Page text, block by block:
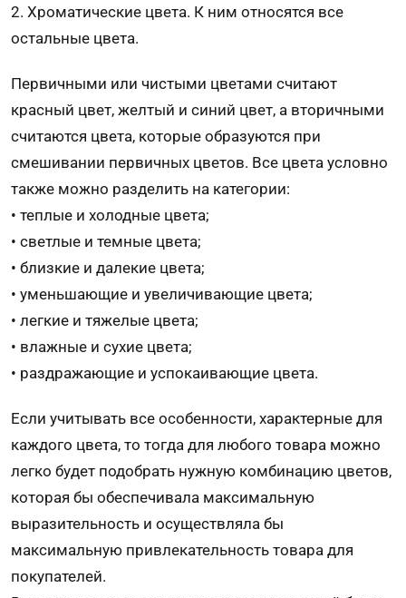
2. Хроматические цвета. К ним относятся все
остальные цвета.
Первичными или чистыми цветами считают
красный цвет, желтый и синий цвет, а вторичными
считаются цвета, которые образуются при
смешивании первичных цветов. Все цвета условно
также можно разделить на категории:
• теплые и холодные цвета;
• светлые и темные цвета;
• близкие и далекие цвета;
• уменьшающие и увеличивающие цвета;
• легкие и тяжелые цвета;
• влажные и сухие цвета;
• раздражающие и успокаивающие цвета.
Если учитывать все особенности, характерные для
каждого цвета, то тогда для любого товара можно
легко будет подобрать нужную комбинацию цветов,
которая бы обеспечивала максимальную
выразительность и осуществляла бы
максимальную привлекательность товара для
покупателей.